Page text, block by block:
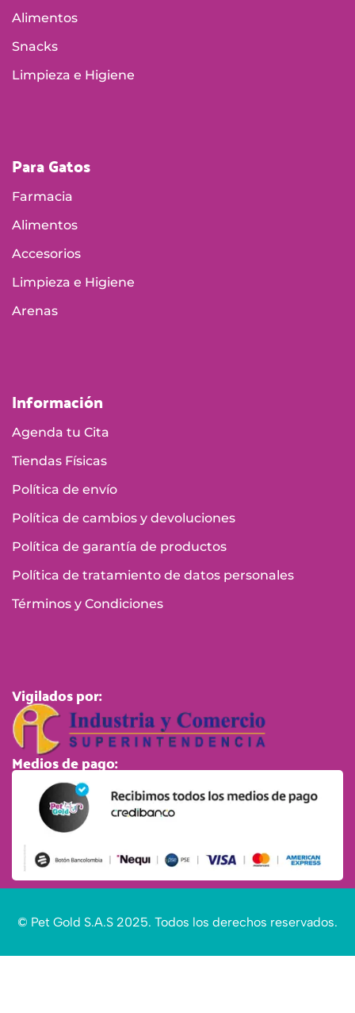
Alimentos
Snacks
Limpieza e Higiene
Para Gatos
Farmacia
Alimentos
Accesorios
Limpieza e Higiene
Arenas
Información
Agenda tu Cita
Tiendas Físicas
Política de envío
Política de cambios y devoluciones
Política de garantía de productos
Política de tratamiento de datos personales
Términos y Condiciones
Vigilados por:
Medios de pago:
© Pet Gold S.A.S 2025. Todos los derechos reservados.